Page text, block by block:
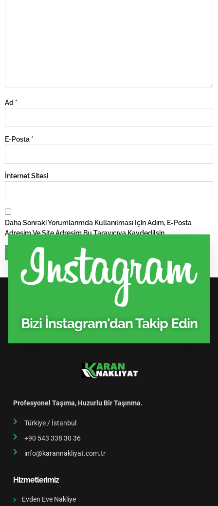
Ad *
E-Posta *
İnternet Sitesi
Daha Sonraki Yorumlarımda Kullanılması Için Adım, E-Posta
Adresim Ve Site Adresim Bu Tarayıcıya Kaydedilsin.
Bizi İnstagram'dan Takip Edin
Profesyonel Taşıma, Huzurlu Bir Taşınma.
Türkiye / İstanbul
+90 543 338 30 36
info@karannakliyat.com.tr
Hizmetlerimiz
Evden Eve Nakliye